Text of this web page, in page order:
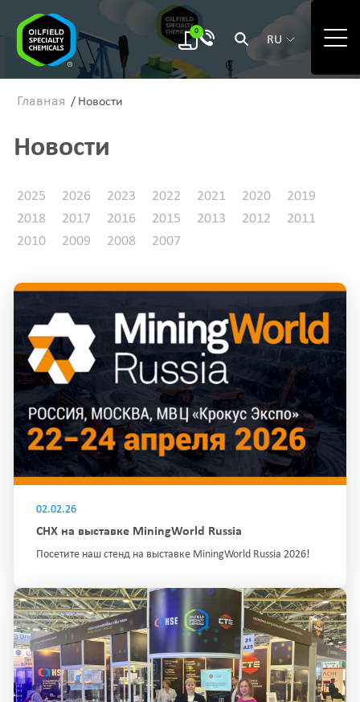
0
RU
Главная / Новости
Новости
2025 2026 2023 2022 2021 2020
2019
2018
2017 2016 2015 2013 2012
2011
2010
2009 2008 2007
02.02.26
СНХ на выставке MiningWorld Russia
Посетите наш стенд на выставке MiningWorld Russia 2026!